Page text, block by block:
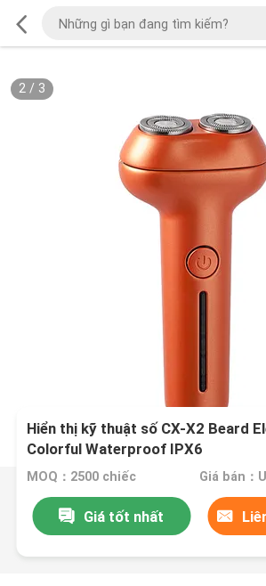
2/ 3
Hiển thị kỹ thuật số CX-X2 Beard
Colorful Waterproof IPX6
MOQ：2500 chiếc Giá bán：
Giá tốt nhất